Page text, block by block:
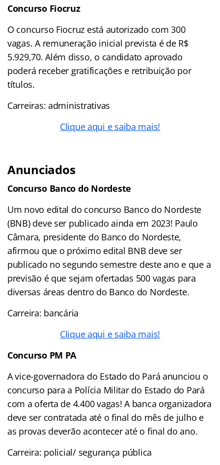
Concurso Fiocruz
O concurso Fiocruz está autorizado com 300
vagas. A remuneração inicial prevista é de R$
5.929,70. Além disso, o candidato aprovado
poderá receber gratificações e retribuição por
títulos.
Carreiras: administrativas
Clique aqui e saiba mais!
Anunciados
Concurso Banco do Nordeste
Um novo edital do concurso Banco do Nordeste
(BNB) deve ser publicado ainda em 2023! Paulo
Câmara, presidente do Banco do Nordeste,
afirmou que o próximo edital BNB deve ser
publicado no segundo semestre deste ano e que a
previsão é que sejam ofertadas 500 vagas para
diversas áreas dentro do Banco do Nordeste.
Carreira: bancária
Clique aqui e saiba mais!
Concurso PM PA
A vice-governadora do Estado do Pará anunciou o
concurso para a Polícia Militar do Estado do Pará
com a oferta de 4.400 vagas! A banca organizadora
deve ser contratada até o final do mês de julho e
as provas deverão acontecer até o final do ano.
Carreira: policial/ segurança pública